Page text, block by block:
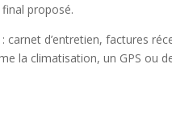
proposé.
d’entretien, factures
la climatisation, un GPS ou